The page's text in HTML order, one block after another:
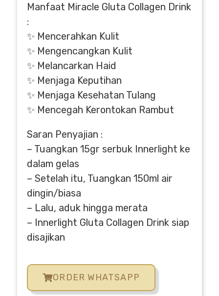
Manfaat Miracle Gluta Collagen Drink
:
✨ Mencerahkan Kulit
✨ Mengencangkan Kulit
✨ Melancarkan Haid
✨ Menjaga Keputihan
✨ Menjaga Kesehatan Tulang
✨ Mencegah Kerontokan Rambut
Saran Penyajian :
– Tuangkan 15gr serbuk Innerlight ke
dalam gelas
– Setelah itu, Tuangkan 150ml air
dingin/biasa
– Lalu, aduk hingga merata
– Innerlight Gluta Collagen Drink siap
disajikan
ORDER WHATSAPP